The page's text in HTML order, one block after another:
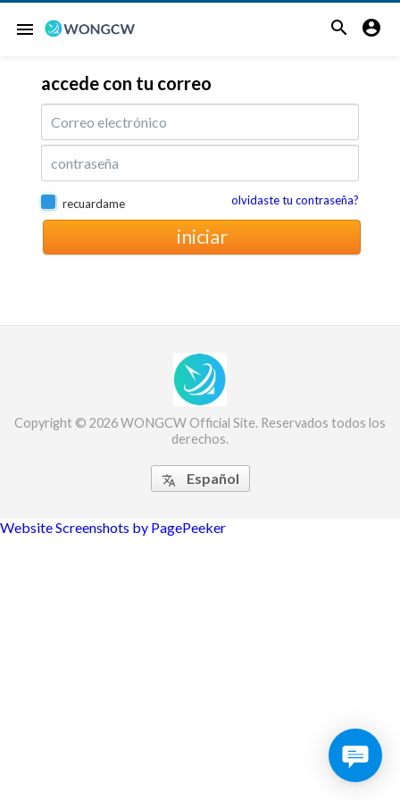
menu  
todos los
accede con tu correo
recuardame olvidaste tu contraseña?
iniciar
Copyright © 2026 WONGCW Official Site. Reservados todos los
derechos.
 Español
Website Screenshots by PagePeeker